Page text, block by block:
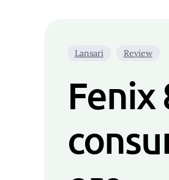
Lansari Review
Fenix